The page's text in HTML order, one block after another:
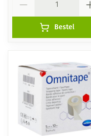
Bestel